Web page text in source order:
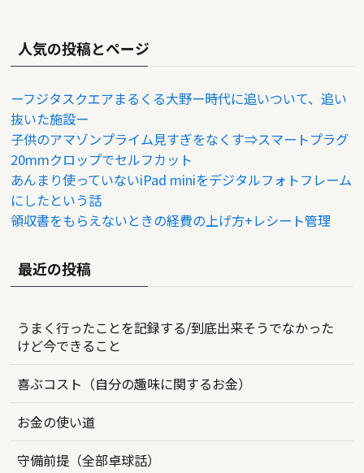
人気の投稿とページ
ーフジタスクエアまるくる大野ー時代に追いついて、追い
抜いた施設ー
子供のアマゾンプライム見すぎをなくす⇒スマートプラグ
20mmクロップでセルフカット
あんまり使っていないiPad miniをデジタルフォトフレーム
にしたという話
領収書をもらえないときの経費の上げ方+レシート管理
最近の投稿
うまく行ったことを記録する/到底出来そうでなかった
けど今できること
喜ぶコスト（自分の趣味に関するお金）
お金の使い道
守備前提（全部卓球話）